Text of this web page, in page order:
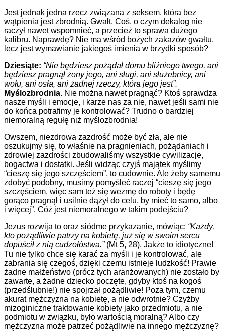
Jest jednak jedna rzecz związana z seksem, która bez
wątpienia jest zbrodnią. Gwałt. Coś, o czym dekalog nie
raczył nawet wspomnieć, a przecież to sprawa dużego
kalibru. Naprawdę? Nie ma wśród bożych zakazów gwałtu,
lecz jest wymawianie jakiegoś imienia w brzydki sposób?
Dziesiąte: “Nie będziesz pożądał domu bliźniego twego, ani
będziesz pragnął żony jego, ani sługi, ani służebnicy, ani
wołu, ani osła, ani żadnej rzeczy, która jego jest”.
Myślozbrodnia. Nie można nawet pragnąć? Ktoś sprawdza
nasze myśli i emocje, i karze nas za nie, nawet jeśli sami nie
do końca potrafimy je kontrolować? Trudno o bardziej
niemoralną regułę niż myślozbrodnia!
Owszem, niezdrowa zazdrość może być zła, ale nie
oszukujmy się, to właśnie na pragnieniach, pożądaniach i
zdrowiej zazdrości zbudowaliśmy wszystkie cywilizacje,
bogactwa i dostatki. Jeśli widząc czyjś majątek myślimy
“cieszę się jego szczęściem”, to cudownie. Ale żeby samemu
zdobyć podobny, musimy pomyśleć raczej “cieszę się jego
szczęściem, więc sam też się wezmę do roboty i będę
gorąco pragnął i usilnie dążył do celu, by mieć to samo, albo
i więcej”. Cóż jest niemoralnego w takim podejściu?
Jezus rozwija to oraz siódme przykazanie, mówiąc: “Każdy,
kto pożądliwie patrzy na kobietę, już się w swoim sercu
dopuścił z nią cudzołóstwa.”(Mt 5, 28). Jakże to idiotyczne!
Tu nie tylko chce się karać za myśli i je kontrolować, ale
zabrania się czegoś, dzięki czemu istnieje ludzkość! Prawie
żadne małżeństwo (prócz tych aranżowanych) nie zostało by
zawarte, a żadne dziecko poczęte, gdyby ktoś na kogoś
(przedślubnie!) nie spojrzał pożądliwie! Poza tym, czemu
akurat mężczyzna na kobietę, a nie odwrotnie? Czyżby
mizoginiczne traktowanie kobiety jako przedmiotu, a nie
podmiotu w związku, było wartością moralną? Albo czy
mężczyzna może patrzeć pożądliwie na innego mężczyznę?